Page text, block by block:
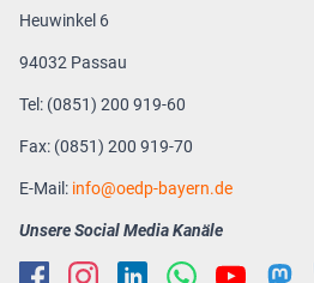
Heuwinkel 6
94032 Passau
Tel: (0851) 200 919-60
Fax: (0851) 200 919-70
E-Mail: info oedp-bayern.de
Unsere Social Media Kanäle